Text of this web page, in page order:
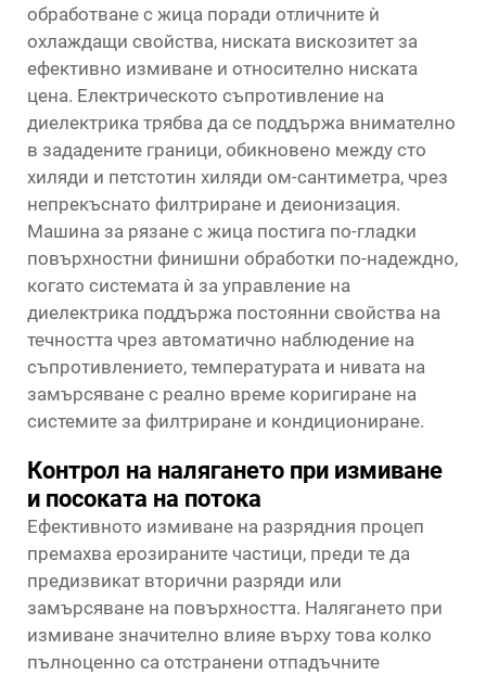
обработване с жица поради отличните ѝ
охлаждащи свойства, ниската вискозитет за
ефективно измиване и относително ниската
цена. Електрическото съпротивление на
диелектрика трябва да се поддържа внимателно
в зададените граници, обикновено между сто
хиляди и петстотин хиляди ом-сантиметра, чрез
непрекъснато филтриране и деионизация.
Машина за рязане с жица постига по-гладки
повърхностни финишни обработки по-надеждно,
когато системата ѝ за управление на
диелектрика поддържа постоянни свойства на
течността чрез автоматично наблюдение на
съпротивлението, температурата и нивата на
замърсяване с реално време коригиране на
системите за филтриране и кондициониране.
Контрол на налягането при измиване
и посоката на потока
Ефективното измиване на разрядния процеп
премахва ерозираните частици, преди те да
предизвикат вторични разряди или
замърсяване на повърхността. Налягането при
измиване значително влияе върху това колко
пълноценно са отстранени отпадъчните